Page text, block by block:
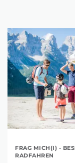
FRAG MICH(I) -
RADFAHREN